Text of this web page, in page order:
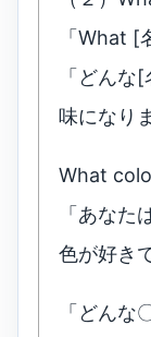
「What [
「どん
味になり
What
「あなた
色が好き
「どんな